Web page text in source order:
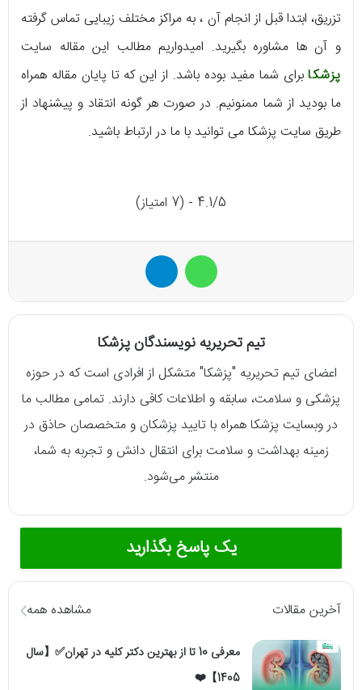
تزریق، ابتدا قبل از انجام آن ، به مراکز مختلف زیبایی تماس گرفته
و آن ها مشاوره بگیرید. امیدواریم مطالب این مقاله سایت
پزشکابرای شما مفید بوده باشد. از این که تا پایان مقاله همراه
ما بودید از شما ممنونیم. در صورت هر گونه انتقاد و پیشنهاد از
طریق سایت پزشکا می توانید با ما در ارتباط باشید.
4.1/5 - (7 امتیاز)
واتس آپ
تیم تحریریه نویسندگان پزشکا
اعضای تیم تحریریه "پزشکا" متشکل از افرادی است که در حوزه
پزشکی و سلامت، سابقه و اطلاعات کافی دارند. تمامی مطالب ما
در وبسایت پزشکا همراه با تایید پزشکان و متخصصان حاذق در
زمینه بهداشت و سلامت برای انتقال دانش و تجربه به شما،
منتشر می‌شود.
یک پاسخ بگذارید
آخرین مقالات مشاهده همه
معرفی 10 تا از بهترین دکتر کلیه در تهران✅【سال
1405】❤️